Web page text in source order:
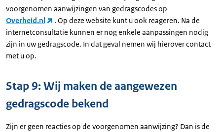
voorgenomen aanwijzingen van gedragscodes op
Overheid.nl
. Op deze website kunt u ook reageren. Na de
internetconsultatie kunnen er nog enkele aanpassingen nodig
zijn in uw gedragscode. In dat geval nemen wij hierover contact
met u op.
Stap 9: Wij maken de aangewezen
gedragscode bekend
Zijn er geen reacties op de voorgenomen aanwijzing? Dan is de